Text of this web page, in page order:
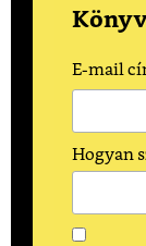
E-mail
Hogyan